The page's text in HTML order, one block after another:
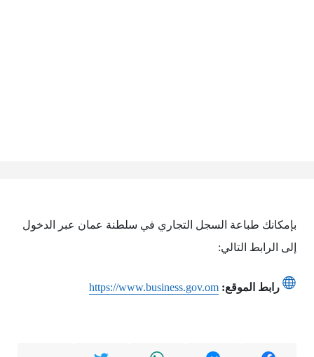
بإمكانك طباعة السجل التجاري في سلطنة عمان عبر الدخول
إلى الرابط التالي:
رابط الموقع: https://www.business.gov.om